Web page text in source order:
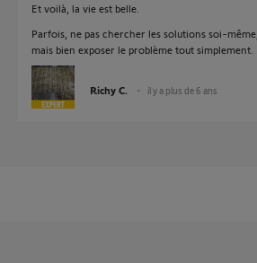
Et voilà, la vie est belle.
Parfois, ne pas chercher les solutions soi-même,
mais bien exposer le problème tout simplement.
Richy C. il y a plus de 6 ans